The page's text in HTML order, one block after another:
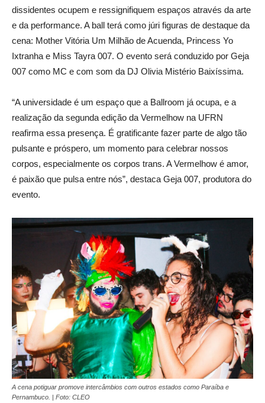
dissidentes ocupem e ressignifiquem espaços através da arte
e da performance. A ball terá como júri figuras de destaque da
cena: Mother Vitória Um Milhão de Acuenda, Princess Yo
Ixtranha e Miss Tayra 007. O evento será conduzido por Geja
007 como MC e com som da DJ Olivia Mistério Baixíssima.
“A universidade é um espaço que a Ballroom já ocupa, e a
realização da segunda edição da Vermelhow na UFRN
reafirma essa presença. É gratificante fazer parte de algo tão
pulsante e próspero, um momento para celebrar nossos
corpos, especialmente os corpos trans. A Vermelhow é amor,
é paixão que pulsa entre nós”, destaca Geja 007, produtora do
evento.
A cena potiguar promove intercâmbios com outros estados como Paraíba e
Pernambuco. | Foto: CLEO